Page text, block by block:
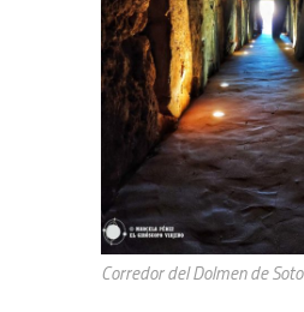
Corredor del Dolmen de Soto